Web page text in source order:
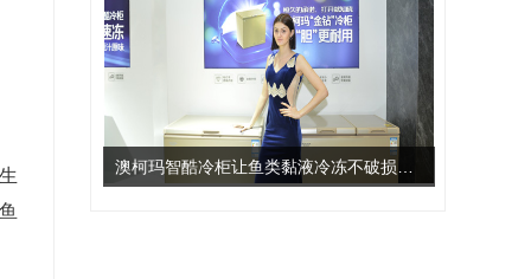
澳柯玛智酷冷柜让鱼类黏液冷冻不破损更新鲜